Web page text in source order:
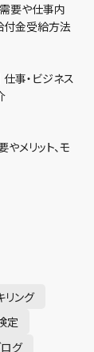
要や仕事内
付金受給方法
事・ビジネス
メリット、モ
リング
定
グ